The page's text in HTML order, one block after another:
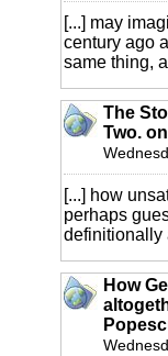
[...] may
century ago
same thing,
The
Two.
[...] how
perhaps
definitionally
How